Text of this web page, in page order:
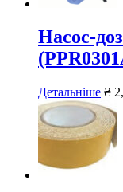
Насос-
Детальніше ₴